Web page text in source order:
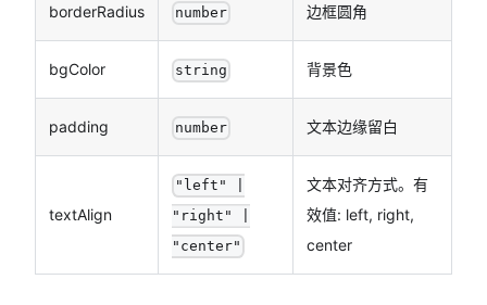
borderRadius number 边框圆角
bgColor string 背景色
padding number 文本边缘留白
textAlign
"left" |
"right" |
"center"
文本对齐方式。有
效值: left, right,
center